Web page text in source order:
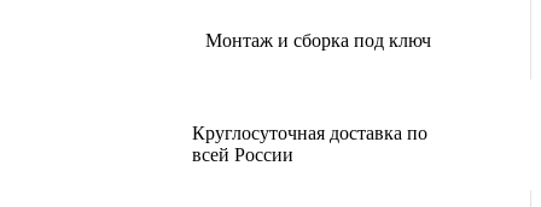
Монтаж и сборка под ключ
Круглосуточная доставка по
всей России